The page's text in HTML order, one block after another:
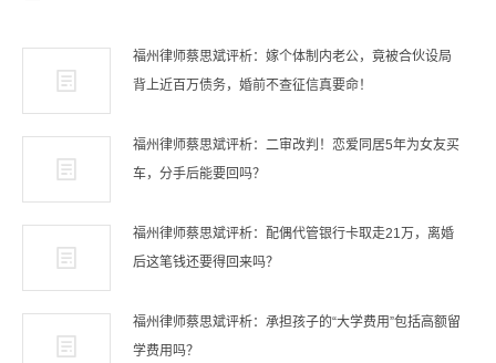
福州律师蔡思斌评析：嫁个体制内老公，竟被合伙设局
背上近百万债务，婚前不查征信真要命！
福州律师蔡思斌评析：二审改判！恋爱同居5年为女友买
车，分手后能要回吗？
福州律师蔡思斌评析：配偶代管银行卡取走21万，离婚
后这笔钱还要得回来吗？
福州律师蔡思斌评析：承担孩子的“大学费用”包括高额留
学费用吗？